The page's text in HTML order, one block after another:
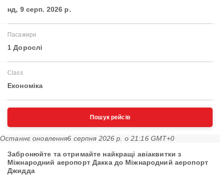
нд, 9 серп. 2026 р.
Пасажири
1 Дорослі
Class
Економіка
Пошук рейсів
Останнє оновлення6 серпня 2026 р. о 21:16 GMT+0
Забронюйте та отримайте найкращі авіаквитки з
Міжнародний аеропорт Дакка до Міжнародний аеропорт
Джидда